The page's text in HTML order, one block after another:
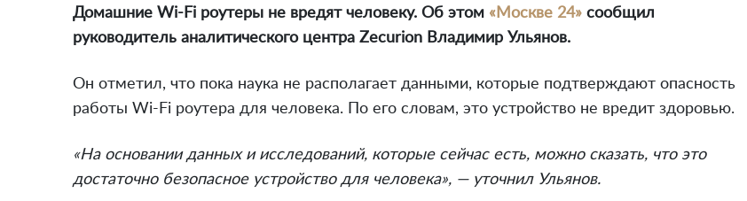
Домашние Wi-Fi роутеры не вредят человеку. Об этом «Москве 24»сообщил
руководитель аналитического центра Zecurion Владимир Ульянов.
Он отметил, что пока наука не располагает данными, которые подтверждают опасность
работы Wi-Fi роутера для человека. По его словам, это устройство не вредит здоровью.
«На основании данных и исследований, которые сейчас есть, можно сказать, что это
достаточно безопасное устройство для человека», — уточнил Ульянов.